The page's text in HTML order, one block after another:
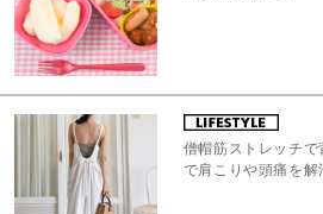
僧帽筋ストレッチ
で肩こりや頭痛を解